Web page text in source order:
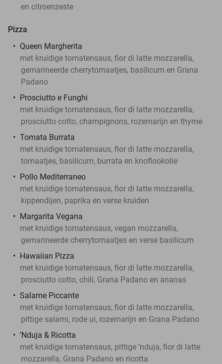
en citroenzeste
Pizza
Queen Margherita
met kruidige tomatensaus, fior di latte mozzarella,
gemarineerde cherrytomaatjes, basilicum en Grana
Padano
Prosciutto e Funghi
met kruidige tomatensaus, fior di latte mozzarella,
prosciutto cotto, champignons, rozemarijn en thyme
Tomata Burrata
met kruidige tomatensaus, fior di latte mozzarella,
tomaatjes, basilicum, burrata en knoflookolie
Pollo Mediterraneo
met kruidige tomatensaus, fior di latte mozzarella,
kippendijen, paprika en verse kruiden
Margarita Vegana
met kruidige tomatensaus, vegan mozzarella,
gemarineerde cherrytomaatjes en verse basilicum
Hawaiian Pizza
met kruidige tomatensaus, fior di latte mozzarella,
prosciutto cotto, chili, Grana Padano en ananas
Salame Piccante
met kruidige tomatensaus, fior di latte mozzarella,
pittige salami, rode ui, rozemarijn en Grana Padano
’Nduja & Ricotta
met kruidige tomatensaus, pittige ’nduja, fior di latte
mozzarella, Grana Padano en ricotta